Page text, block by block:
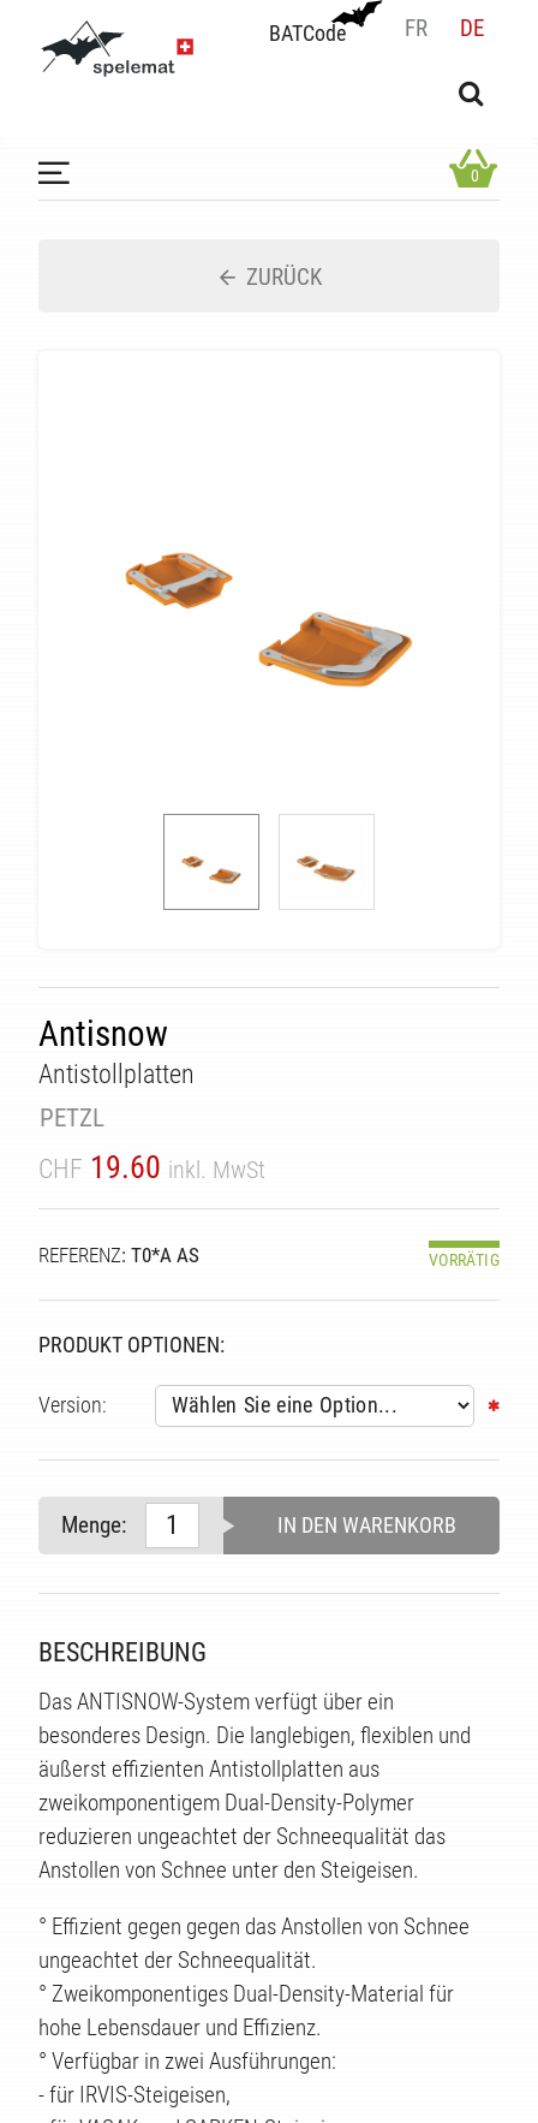
BATCode FR DE
BATCode
OK
0
ZURÜCK
Antisnow
Antistollplatten
PETZL
CHF 19.60 inkl. MwSt
REFERENZ: T0*A AS VORRÄTIG
PRODUKT OPTIONEN:
Version:
Menge: IN DEN WARENKORB
BESCHREIBUNG
Das ANTISNOW-System verfügt über ein
besonderes Design. Die langlebigen, flexiblen und
äußerst effizienten Antistollplatten aus
zweikomponentigem Dual-Density-Polymer
reduzieren ungeachtet der Schneequalität das
Anstollen von Schnee unter den Steigeisen.
° Effizient gegen gegen das Anstollen von Schnee
ungeachtet der Schneequalität.
° Zweikomponentiges Dual-Density-Material für
hohe Lebensdauer und Effizienz.
° Verfügbar in zwei Ausführungen:
- für IRVIS-Steigeisen,